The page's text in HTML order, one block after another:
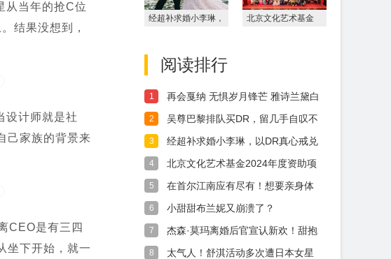
从当年的抢C位
结果没想到，
设计师就是社
己家族的背景来
CEO是有三四
坐下开始，就一
经超补求婚小李琳，
北京文化艺术基金
阅读排行
1
再会戛纳 无惧岁月锋芒 雅诗兰黛白
2
吴尊巴黎排队买DR，留几手自叹不
3
经超补求婚小李琳，以DR真心戒兑
4
北京文化艺术基金2024年度资助项
5
在首尔江南应有尽有！想要亲身体
6 小甜甜布兰妮又崩溃了？
7
杰森·莫玛离婚后官宣认新欢！甜抱
8
太气人！舒淇活动多次遭日本女星